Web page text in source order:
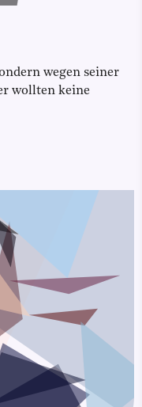
wegen seiner
wollten keine